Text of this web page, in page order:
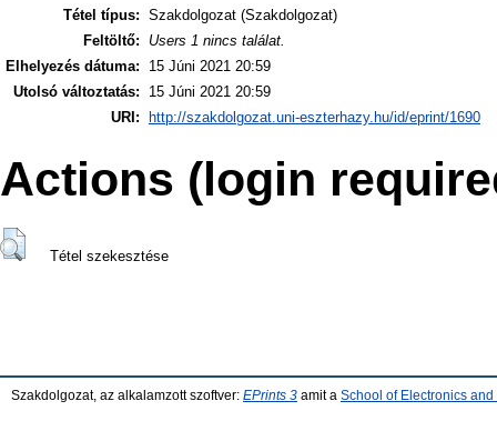
Tétel típus: Szakdolgozat (Szakdolgozat)
Feltöltő:
Users 1 nincs találat.
Elhelyezés dátuma:
15 Júni 2021 20:59
Utolsó változtatás:
15 Júni 2021 20:59
URI:
http://szakdolgozat.uni-eszterhazy.hu/id/eprint/1690
Actions (login
Tétel szekesztése
Szakdolgozat, az alkalamzott szoftver: EPrints 3 amit a School of Electronics